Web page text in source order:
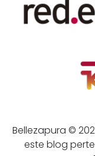
Bellezapura ©
este blog